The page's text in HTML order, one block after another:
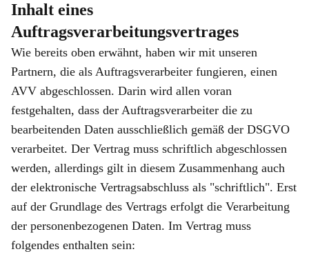
Inhalt eines
Auftragsverarbeitungsvertrages
Wie bereits oben erwähnt, haben wir mit unseren
Partnern, die als Auftragsverarbeiter fungieren, einen
AVV abgeschlossen. Darin wird allen voran
festgehalten, dass der Auftragsverarbeiter die zu
bearbeitenden Daten ausschließlich gemäß der DSGVO
verarbeitet. Der Vertrag muss schriftlich abgeschlossen
werden, allerdings gilt in diesem Zusammenhang auch
der elektronische Vertragsabschluss als "schriftlich". Erst
auf der Grundlage des Vertrags erfolgt die Verarbeitung
der personenbezogenen Daten. Im Vertrag muss
folgendes enthalten sein: